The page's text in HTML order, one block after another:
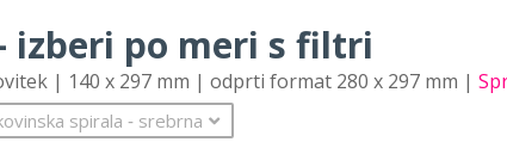
izberi po meri s filtri
| 140 x 297 mm | odprti format 280 x 297 mm |
spirala ‐ srebrna